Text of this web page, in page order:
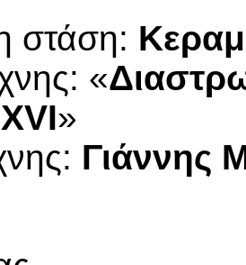
στάση:
«
»
Γιάννης